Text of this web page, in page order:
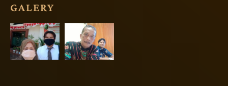
GALERY